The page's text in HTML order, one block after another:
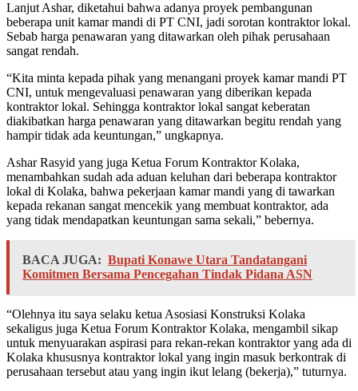
Lanjut Ashar, diketahui bahwa adanya proyek pembangunan
beberapa unit kamar mandi di PT CNI, jadi sorotan kontraktor lokal.
Sebab harga penawaran yang ditawarkan oleh pihak perusahaan
sangat rendah.
“Kita minta kepada pihak yang menangani proyek kamar mandi PT
CNI, untuk mengevaluasi penawaran yang diberikan kepada
kontraktor lokal. Sehingga kontraktor lokal sangat keberatan
diakibatkan harga penawaran yang ditawarkan begitu rendah yang
hampir tidak ada keuntungan,” ungkapnya.
Ashar Rasyid yang juga Ketua Forum Kontraktor Kolaka,
menambahkan sudah ada aduan keluhan dari beberapa kontraktor
lokal di Kolaka, bahwa pekerjaan kamar mandi yang di tawarkan
kepada rekanan sangat mencekik yang membuat kontraktor, ada
yang tidak mendapatkan keuntungan sama sekali,” bebernya.
BACA JUGA: Bupati Konawe Utara Tandatangani
Komitmen Bersama Pencegahan Tindak Pidana ASN
“Olehnya itu saya selaku ketua Asosiasi Konstruksi Kolaka
sekaligus juga Ketua Forum Kontraktor Kolaka, mengambil sikap
untuk menyuarakan aspirasi para rekan-rekan kontraktor yang ada di
Kolaka khususnya kontraktor lokal yang ingin masuk berkontrak di
perusahaan tersebut atau yang ingin ikut lelang (bekerja),” tuturnya.